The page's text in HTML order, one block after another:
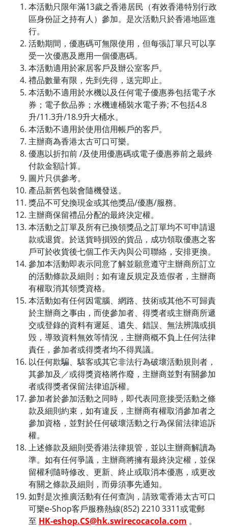
本活動只限年滿13歲之香港居民（有效香港特別行政
區身份証之持有人）參加。是次活動只於香港地區進
行。
活動期間，優惠碼可無限使用，但每張訂單只可以享
受一次優惠及應用一個優惠碼。
本活動適用於家居客戶及辦公室客戶。
禮品數量有限，先到先得，送完即止。
本活動不適用於水機以及任何電子優惠券包括電子水
券；電子飲品券；水機連桶裝水電子券; 不包括4.8
升/11.3升/18.9升大桶水。
本活動不適用於使用信用帳戶的客戶。
主辦商為香港太古可口可樂。
優惠以折扣前 /及使用優惠碼或電子優惠券前之最終
付款金額計算。
圖片只供參考。
產品新舊包裝會隨機發送。
獎品不可兌換現金或其他獎品/優惠/服務。
主辦商保留禮品分配的最終決定權。
本活動之訂單及所有已換領獎品之訂單均不可申請退
款或退貨。於送貨時損毀的貨品，成功領取優惠之客
戶可於收貨後七個工作天內與公司聯絡，安排更換。
參加本活動即表示同意了解並願意遵守主辦商所訂立
的活動條款及細則；如有違反規定及造假者，主辦商
有權取消其領獎資格。
本活動如有任何因電腦、網路、技術或其他不可歸責
於主辦商之事由，而使參加者、得獎者或主辦商所遞
交或登錄的資料有遲延、遺失、錯誤、無法辨識或損
毁，導致資料無效等情況，主辦商概不負上任何法律
責任，參加者或得獎者均不得異議。
以任何欺騙、駭客或其它非法行為破壞活動規則者，
其參加及／或得獎資格將作廢，主辦商並對有關參加
者或得獎者保留法律追訴權。
參加者於參加活動之同時，即代表同意接受活動之條
款及細則約束，如有違反，主辦商有權取消參加者之
參加資格，並對於任何破壞活動之行為保留法律追訴
權。
上述條款及細則受香港法律規管，並以主辦商解讀為
準。如有任何爭議，主辦商將擁有最終決定權，並保
留權利隨時修改、更新、終止或取消本優惠，或更改
有關之條款及細則，而毋須事先通知。
如對是次推廣活動有任何查詢，請致電香港太古可口
可樂e-Shop客戶服務熱線(852) 2210 3311或電郵
至 HK-eshop.CS@hk.swirecocacola.com 。